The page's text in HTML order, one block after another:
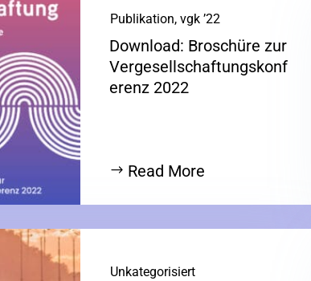
Download: Broschüre zur
Vergesellschaftungskonf
erenz 2022
Publikation, vgk ’22
Read More
Unkategorisiert